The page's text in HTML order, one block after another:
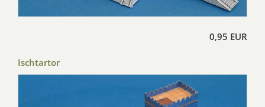
0,95 EUR
Ischtartor